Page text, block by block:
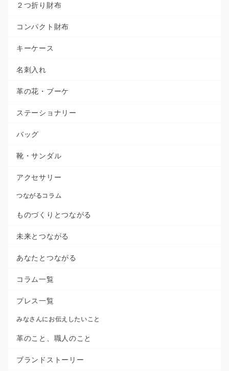
２つ折り財布
コンパクト財布
キーケース
名刺入れ
革の花・ブーケ
ステーショナリー
バッグ
靴・サンダル
アクセサリー
つながるコラム
ものづくりとつながる
未来とつながる
あなたとつながる
コラム一覧
プレス一覧
みなさんにお伝えしたいこと
革のこと、職人のこと
ブランドストーリー